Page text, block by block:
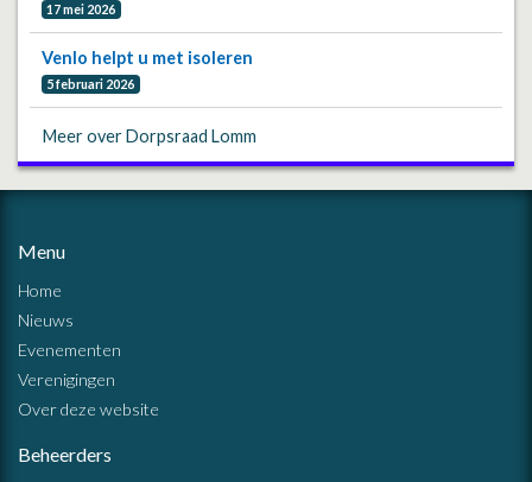
17 mei 2026
Venlo helpt u met isoleren
5 februari 2026
Meer over Dorpsraad Lomm
Menu
Home
Nieuws
Evenementen
Verenigingen
Over deze website
Beheerders